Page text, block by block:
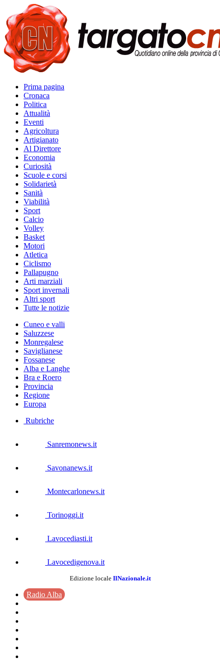
Prima pagina
Cronaca
Politica
Attualità
Eventi
Agricoltura
Artigianato
Al Direttore
Economia
Curiosità
Scuole e corsi
Solidarietà
Sanità
Viabilità
Sport
Calcio
Volley
Basket
Motori
Atletica
Ciclismo
Pallapugno
Arti marziali
Sport invernali
Altri sport
Tutte le notizie
Cuneo e valli
Saluzzese
Monregalese
Saviglianese
Fossanese
Alba e Langhe
Bra e Roero
Provincia
Regione
Europa
Rubriche
Sanremonews.it
Savonanews.it
Montecarlonews.it
Torinoggi.it
Lavocediasti.it
Lavocedigenova.it
Edizione locale IlNazionale.it
Radio Alba